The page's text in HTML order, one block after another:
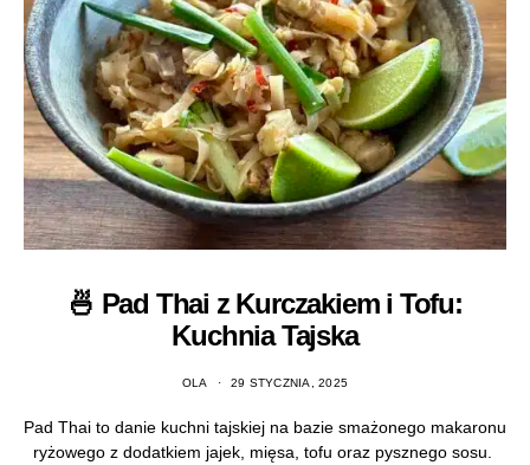
🍜 Pad Thai z Kurczakiem i Tofu:
Kuchnia Tajska
OLA 29 STYCZNIA, 2025
Pad Thai to danie kuchni tajskiej na bazie smażonego makaronu
ryżowego z dodatkiem jajek, mięsa, tofu oraz pysznego sosu.